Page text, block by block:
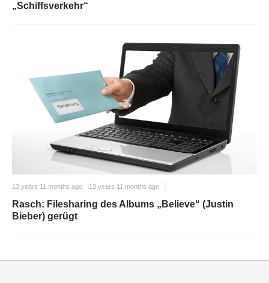
„Schiffsverkehr“
13 years 11 months ago 13 years 11 months ago
Rasch: Filesharing des Albums „Believe“ (Justin
Bieber) gerügt